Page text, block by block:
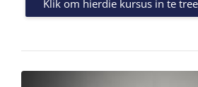
Klik om hierdie kursus in te tree